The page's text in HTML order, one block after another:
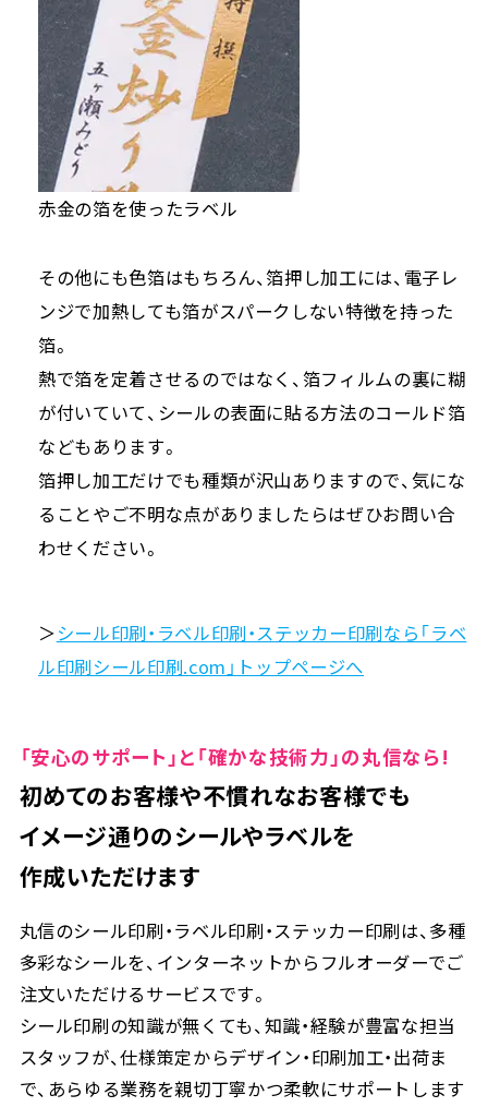
赤金の箔を使ったラベル
その他にも色箔はもちろん、箔押し加工には、電子レ
ンジで加熱しても箔がスパークしない特徴を持った
箔。
熱で箔を定着させるのではなく、箔フィルムの裏に糊
が付いていて、シールの表面に貼る方法のコールド箔
などもあります。
箔押し加工だけでも種類が沢山ありますので、気にな
ることやご不明な点がありましたらはぜひお問い合
わせください。
＞シール印刷・ラベル印刷・ステッカー印刷なら「ラベ
ル印刷シール印刷.com」トップページへ
「安心のサポート」と「確かな技術力」の丸信なら!
初めてのお客様や不慣れなお客様でも
イメージ通りのシールやラベルを
作成いただけます
丸信のシール印刷・ラベル印刷・ステッカー印刷は、多種
多彩なシールを、インターネットからフルオーダーでご
注文いただけるサービスです。
シール印刷の知識が無くても、知識・経験が豊富な担当
スタッフが、仕様策定からデザイン・印刷加工・出荷ま
で、あらゆる業務を親切丁寧かつ柔軟にサポートします